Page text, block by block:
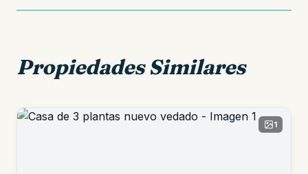
Propiedades Similares
1